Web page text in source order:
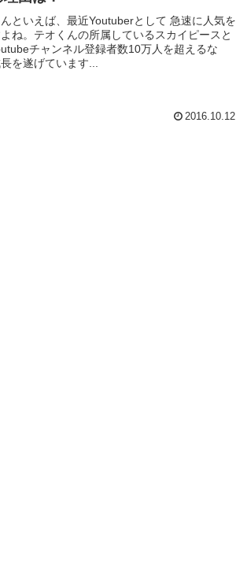
といえば、最近Youtuberとして 急速に人気を
ね。テオくんの所属しているスカイピースと
チャンネル登録者数10万人を超えるな
を遂げています...
2016.10.12